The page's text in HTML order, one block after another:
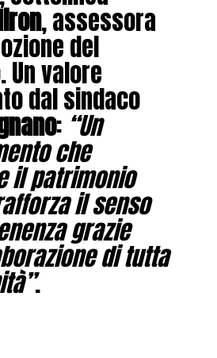
, assessora
del
Un valore
dal sindaco
: “Un
che
il patrimonio
il senso
grazie
di tutta
.